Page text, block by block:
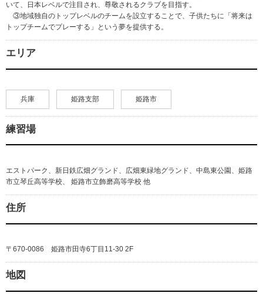
いて、日本レベルで注目され、尊敬されるクラブを目指す。
③地域独自のトップレベルのチームを設立することで、子供たちに「将来は
トップチームでプレーする」という夢を提供する。
エリア
兵庫 姫路支部 姫路市
練習場
エストパーク、新日鉄広畑グランド、広畑東緑地グランド、中島東公園、姫路
市立琴丘高等学校、 姫路市立飾磨高等学校 他
住所
〒670-0086 姫路市田寺6丁目11-30 2F
地図